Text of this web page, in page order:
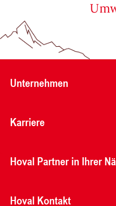
Unternehmen
Karriere
Hoval Partner in Ihrer
Hoval Kontakt